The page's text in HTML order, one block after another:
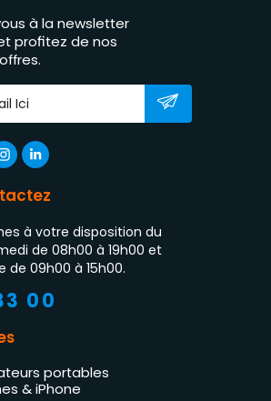
à la newsletter
profitez de nos
à votre disposition du
de 08h00 à 19h00 et
de 09h00 à 15h00.
00
portables
& iPhone